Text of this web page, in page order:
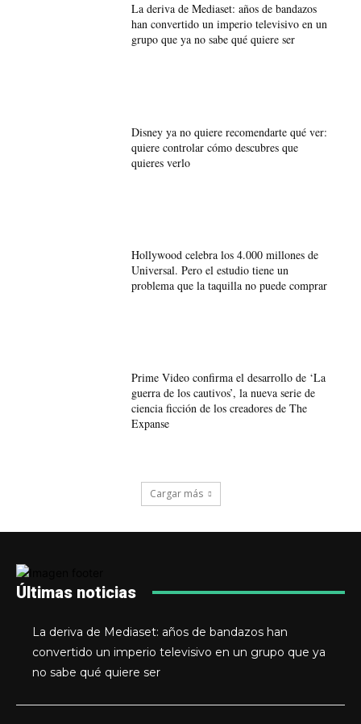
La deriva de Mediaset: años de bandazos
han convertido un imperio televisivo en un
grupo que ya no sabe qué quiere ser
Disney ya no quiere recomendarte qué ver:
quiere controlar cómo descubres que
quieres verlo
Hollywood celebra los 4.000 millones de
Universal. Pero el estudio tiene un
problema que la taquilla no puede comprar
Prime Video confirma el desarrollo de ‘La
guerra de los cautivos’, la nueva serie de
ciencia ficción de los creadores de The
Expanse
Cargar más
Últimas noticias
La deriva de Mediaset: años de bandazos han
convertido un imperio televisivo en un grupo que ya
no sabe qué quiere ser